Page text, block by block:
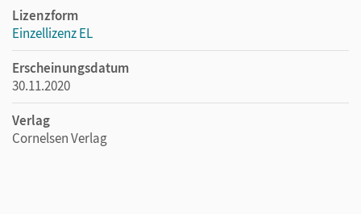
Lizenzform
Einzellizenz EL
Erscheinungsdatum
30.11.2020
Verlag
Cornelsen Verlag